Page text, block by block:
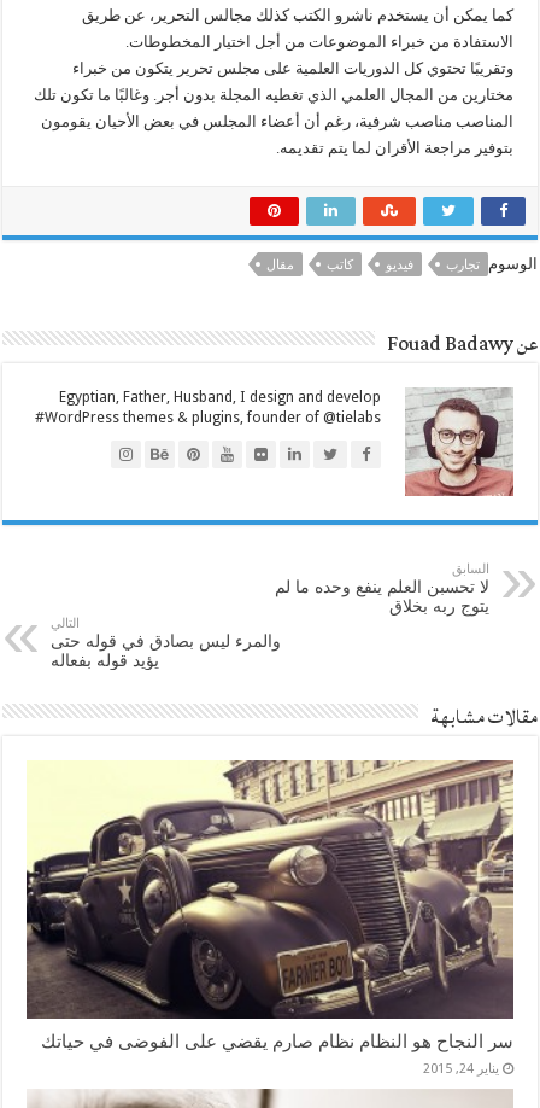
كما يمكن أن يستخدم ناشرو الكتب كذلك مجالس التحرير، عن طريق
الاستفادة من خبراء الموضوعات من أجل اختيار المخطوطات.
وتقريبًا تحتوي كل الدوريات العلمية على مجلس تحرير يتكون من خبراء
مختارين من المجال العلمي الذي تغطيه المجلة بدون أجر. وغالبًا ما تكون تلك
المناصب مناصب شرفية، رغم أن أعضاء المجلس في بعض الأحيان يقومون
بتوفير مراجعة الأقران لما يتم تقديمه.
الوسوم تجارب فيديو كاتب مقال
عن Fouad Badawy
Egyptian, Father, Husband, I design and develop
#WordPress themes & plugins, founder of @tielabs
السابق
لا تحسبن العلم ينفع وحده ما لم
يتوج ربه بخلاق
التالي
والمرء ليس بصادق في قوله حتى
يؤيد قوله بفعاله
مقالات مشابهة
سر النجاح هو النظام نظام صارم يقضي على الفوضى في حياتك
يناير 24, 2015